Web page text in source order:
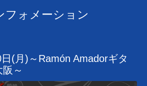
フォメーション
日(月)～Ramón Amadorギタ
～